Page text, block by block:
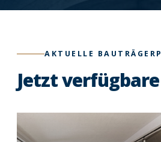
AKTUELLE
Jetzt